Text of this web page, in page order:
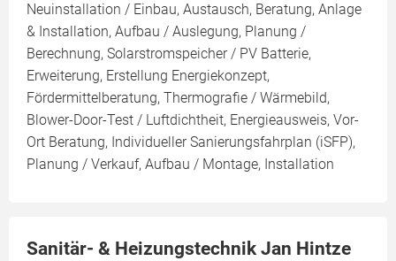
Neuinstallation / Einbau, Austausch, Beratung, Anlage
& Installation, Aufbau / Auslegung, Planung /
Berechnung, Solarstromspeicher / PV Batterie,
Erweiterung, Erstellung Energiekonzept,
Fördermittelberatung, Thermografie / Wärmebild,
Blower-Door-Test / Luftdichtheit, Energieausweis, Vor-
Ort Beratung, Individueller Sanierungsfahrplan (iSFP),
Planung / Verkauf, Aufbau / Montage, Installation
Sanitär- & Heizungstechnik Jan Hintze